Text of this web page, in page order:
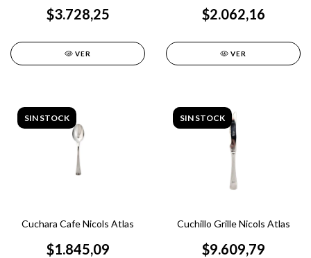
$3.728,25
VER
$2.062,16
VER
SIN STOCK
Cuchara Cafe Nicols Atlas
$1.845,09
SIN STOCK
Cuchillo Grille Nicols Atlas
$9.609,79